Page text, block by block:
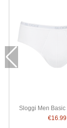
Sloggi Men Basic
€16.99